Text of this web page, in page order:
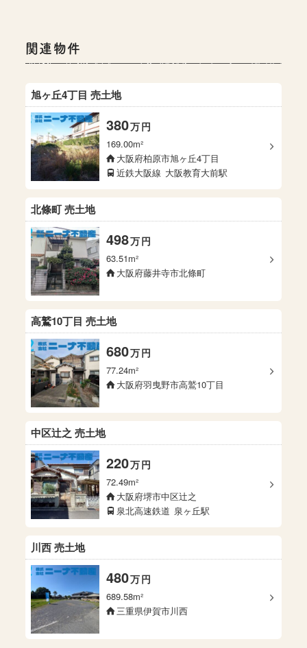
関連物件
旭ヶ丘4丁目 売土地
380万円
169.00m²
大阪府柏原市旭ヶ丘4丁目
近鉄大阪線 大阪教育大前駅
北條町 売土地
498万円
63.51m²
大阪府藤井寺市北條町
高鷲10丁目 売土地
680万円
77.24m²
大阪府羽曳野市高鷲10丁目
中区辻之 売土地
220万円
72.49m²
大阪府堺市中区辻之
泉北高速鉄道 泉ヶ丘駅
川西 売土地
480万円
689.58m²
三重県伊賀市川西